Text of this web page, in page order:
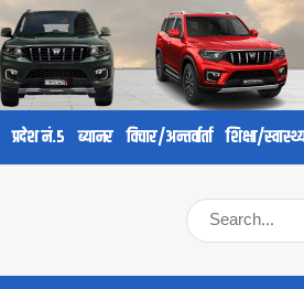
प्रदेश नं.५ ब्यानर विचार/अन्तर्वार्ता शिक्षा/